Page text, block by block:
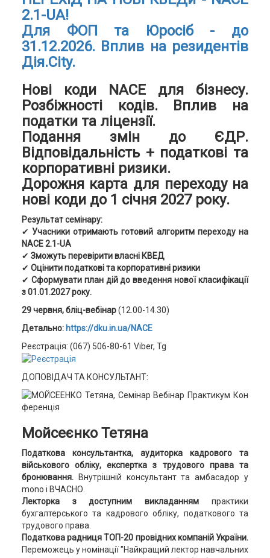
2.1-UA!
Для ФОП та Юросіб - до
31.12.2026. Вплив на резидентів
Дія.City.
Нові коди NACE для бізнесу.
Розбіжності кодів. Вплив на
податки та ліцензії.
Подання змін до ЄДР.
Відповідальність + податкові та
корпоративні ризики.
Дорожня карта для переходу на
нові коди до 1 січня 2027 року.
Результат семінару:
✔︎ Учасники отримають готовий алгоритм переходу на
NACE 2.1-UA
✔︎ Зможуть перевірити власні КВЕД
✔︎ Оцінити податкові та корпоративні ризики
✔︎ Сформувати план дій до введення нової класифікації
з 01.01.2027 року.
29 червня, бліц-вебінар(12.00-14.30)
Детально: https://dku.in.ua/NACE
Реєстрація: (067) 506-80-61 Viber, Tg
ДОПОВІДАЧ ТА КОНСУЛЬТАНТ:
Мойсеєнко Тетяна
Податкова консультантка, аудиторка кадрового та
військового обліку, експертка з трудового права та
бронювання.
Внутрішній консультант та амбасадор у
mono і ВЧАСНО.
Лекторка з доступним викладаннямпрактики
бухгалтерського та кадрового обліку, податкового та
трудового права.
Податкова радниця ТОП-20 провідних компаній України.
Переможець у номінації "Найкращий лектор навчальних